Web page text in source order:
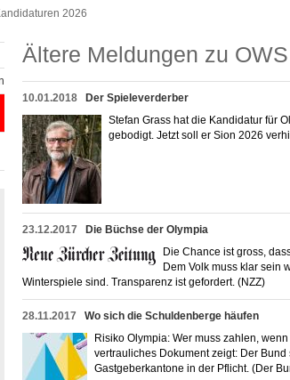
2026
Ältere Meldungen zu
10.01.2018
Der Spieleverderber
Stefan Grass hat die Kandidatur für
gebodigt. Jetzt soll er Sion 2026
23.12.2017
Die Büchse der Olympia
Die Chance ist gross,
Dem Volk muss klar sein
Winterspiele sind. Transparenz ist gefordert. (NZZ)
28.11.2017
Wo sich die Schuldenberge häufen
Risiko Olympia: Wer muss zahlen,
vertrauliches Dokument zeigt: Der
Gastgeberkantone in der Pflicht. (Der